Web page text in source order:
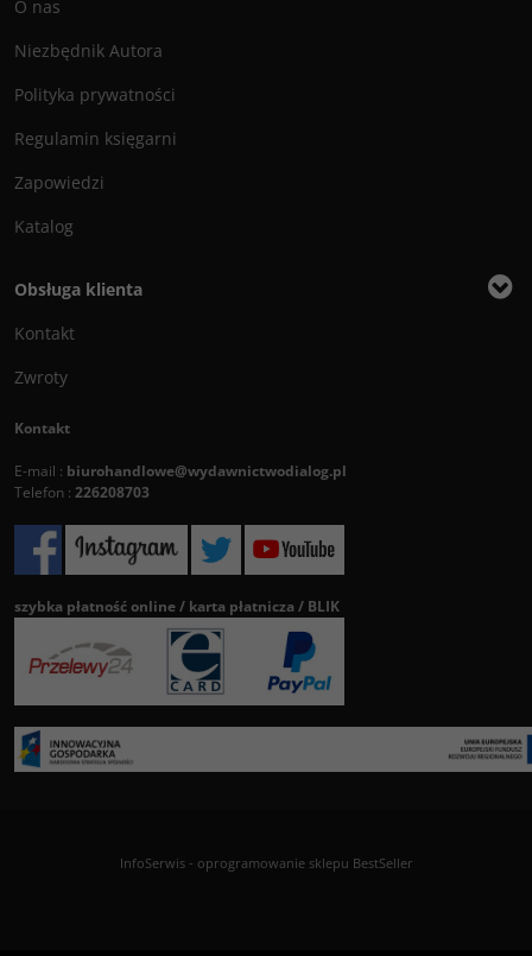
O nas
Niezbędnik Autora
Polityka prywatności
Regulamin księgarni
Zapowiedzi
Katalog
Obsługa klienta
Kontakt
Zwroty
Kontakt
E-mail : biurohandlowe@wydawnictwodialog.pl
Telefon : 226208703
szybka płatność online / karta płatnicza / BLIK
InfoSerwis- oprogramowanie sklepu BestSeller